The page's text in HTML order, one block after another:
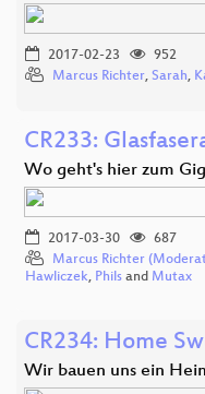
2017-02-23
952
Marcus Richter, Sarah,
CR233:
Wo geht's hier zum
2017-03-30
687
Marcus Richter
Hawliczek, Phils and Mutax
CR234: Home
Wir bauen uns ein